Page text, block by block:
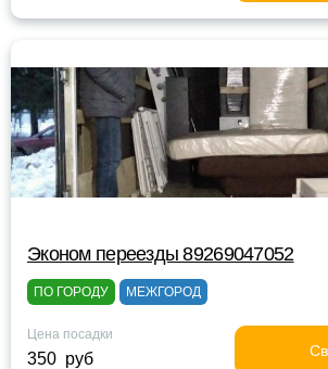
Эконом переезды 89269047052
ПО ГОРОДУ МЕЖГОРОД
Цена посадки
350 руб